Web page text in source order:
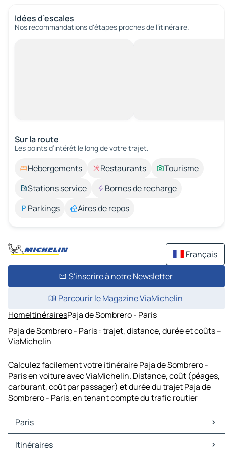
Idées d’escales
Nos recommandations d'étapes proches de l’itinéraire.
Sur la route
Les points d’intérêt le long de votre trajet.
Hébergements Restaurants
Tourisme
Stations service
Bornes de recharge
Parkings
Aires de repos
Français
S'inscrire à notre Newsletter
Parcourir le Magazine ViaMichelin
HomeItinérairesPaja de Sombrero - Paris
Paja de Sombrero - Paris : trajet, distance, durée et coûts –
ViaMichelin
Calculez facilement votre itinéraire Paja de Sombrero -
Paris en voiture avec ViaMichelin. Distance, coût (péages,
carburant, coût par passager) et durée du trajet Paja de
Sombrero - Paris, en tenant compte du trafic routier
Paris
Paris Cartes et plans
Itinéraires